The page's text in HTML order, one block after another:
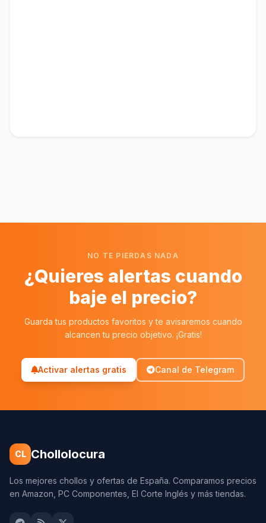
NO TE PIERDAS NADA
¿Quieres alertas cuando
baje el precio?
Guarda tus productos favoritos y te avisaremos cuando
alcancen tu precio objetivo. ¡Gratis!
Activar alertas gratis Canal de Telegram
CL Chollolocura
Los mejores chollos y ofertas de España. Comparamos precios
en Amazon, PC Componentes, El Corte Inglés y más tiendas.